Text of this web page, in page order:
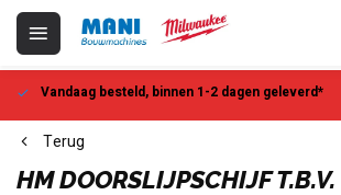
Vandaag besteld, binnen 1-2 dagen geleverd*
Terug
HM DOORSLIJPSCHIJF T.B.V.